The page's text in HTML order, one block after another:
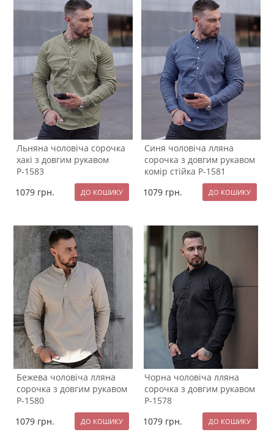
Льняна чоловіча сорочка
хакі з довгим рукавом
Р-1583
1079 грн.
Синя чоловіча лляна
сорочка з довгим рукавом
комір стійка Р-1581
1079 грн.
Бежева чоловіча лляна
сорочка з довгим рукавом
Р-1580
1079 грн.
Чорна чоловіча лляна
сорочка з довгим рукавом
Р-1578
1079 грн.